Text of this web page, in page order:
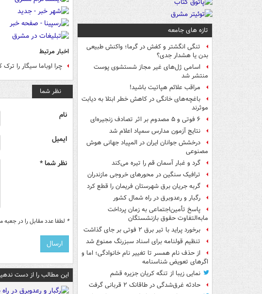
تازه های جامعه
تنگی انگشتر و کفش در گرما؛ واکنش طبیعی
بدن یا هشدار جدی؟
اسامی ژل‌های غیر مجاز شستشوی پوست
منتشر شد
مراقب علائم هپاتیت باشید!
باغچه‌های خانگی در کاهش خطر ابتلا به دیابت
موثرند
۶ فوتی و ۵ مصدوم بر اثر تصادف زنجیره‌ای
نتایج آزمون مدارس سمپاد اعلام شد
درخشش جوانان ایران در المپیاد جهانی هوش
مصنوعی
گرد و غبار آسمان قم را تیره می‌کند
ترافیک سنگین در محورهای خروجی مازندران
گربه جریان برق شهرستان فریمان را قطع کرد
رگبار و رعدوبرق در راه شمال کشور
پاسخ تأمین‌اجتماعی به زمان پرداخت
مابه‌التفاوت حقوق بازنشستگان
برخورد پراید با تیر برق ۲ فوتی بر جای گذاشت
تنظیم قولنامه برای اسناد سبزرنگ ممنوع شد
از حذف نام همسر تا تغییر نام خانوادگی؛ اما و
اگرهای تعویض شناسنامه
نمایی زیبا از تنگه کریان جزیره قشم
حادثه غرق‌شدگی در طاقانک ۲ قربانی گرفت
اخبار مرتبط
چرا اوباما سیگار را ترک
نظر شما
نام
ایمیل
نظر شما *
* لطفا عدد مقابل را در جعبه
این مطالب را از دست